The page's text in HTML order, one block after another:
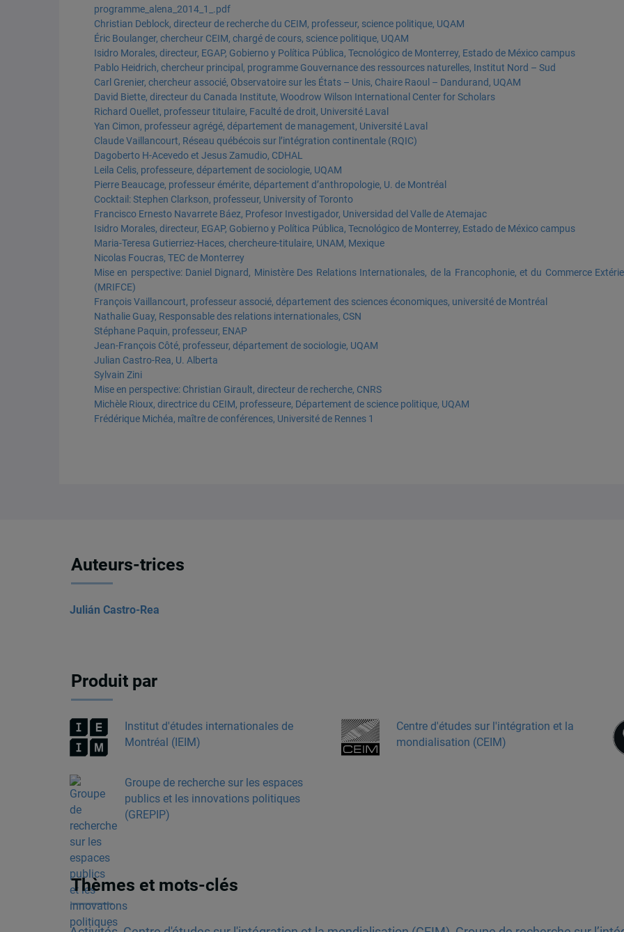
programme_alena_2014_1_.pdf
Christian Deblock, directeur de recherche du CEIM, professeur, science politique, UQAM
Éric Boulanger, chercheur CEIM, chargé de cours, science politique, UQAM
Isidro Morales, directeur, EGAP, Gobierno y Política Pública, Tecnológico de Monterrey, Estado de México campus
Pablo Heidrich, chercheur principal, programme Gouvernance des ressources naturelles, Institut Nord – Sud
Carl Grenier, chercheur associé, Observatoire sur les États – Unis, Chaire Raoul – Dandurand, UQAM
David Biette, directeur du Canada Institute, Woodrow Wilson International Center for Scholars
Richard Ouellet, professeur titulaire, Faculté de droit, Université Laval
Yan Cimon, professeur agrégé, département de management, Université Laval
Claude Vaillancourt, Réseau québécois sur l’intégration continentale (RQIC)
Dagoberto H-Acevedo et Jesus Zamudio, CDHAL
Leila Celis, professeure, département de sociologie, UQAM
Pierre Beaucage, professeur émérite, département d’anthropologie, U. de Montréal
Cocktail: Stephen Clarkson, professeur, University of Toronto
Francisco Ernesto Navarrete Báez, Profesor Investigador, Universidad del Valle de Atemajac
Isidro Morales, directeur, EGAP, Gobierno y Política Pública, Tecnológico de Monterrey, Estado de México campus
Maria-Teresa Gutierriez-Haces, chercheure-titulaire, UNAM, Mexique
Nicolas Foucras, TEC de Monterrey
Mise en perspective: Daniel Dignard, Ministère Des Relations Internationales, de la Francophonie, et du Commerce
(MRIFCE)
François Vaillancourt, professeur associé, département des sciences économiques, université de Montréal
Nathalie Guay, Responsable des relations internationales, CSN
Stéphane Paquin, professeur, ENAP
Jean-François Côté, professeur, département de sociologie, UQAM
Julian Castro-Rea, U. Alberta
Sylvain Zini
Mise en perspective: Christian Girault, directeur de recherche, CNRS
Michèle Rioux, directrice du CEIM, professeure, Département de science politique, UQAM
Frédérique Michéa, maître de conférences, Université de Rennes 1
Auteurs-trices
Julián Castro-Rea
Produit par
Institut d'études internationales de
Montréal (IEIM)
Centre d'études sur l'intégration et la
mondialisation (CEIM)
Groupe de recherche sur les espaces
publics et les innovations politiques
(GREPIP)
Thèmes et mots-clés